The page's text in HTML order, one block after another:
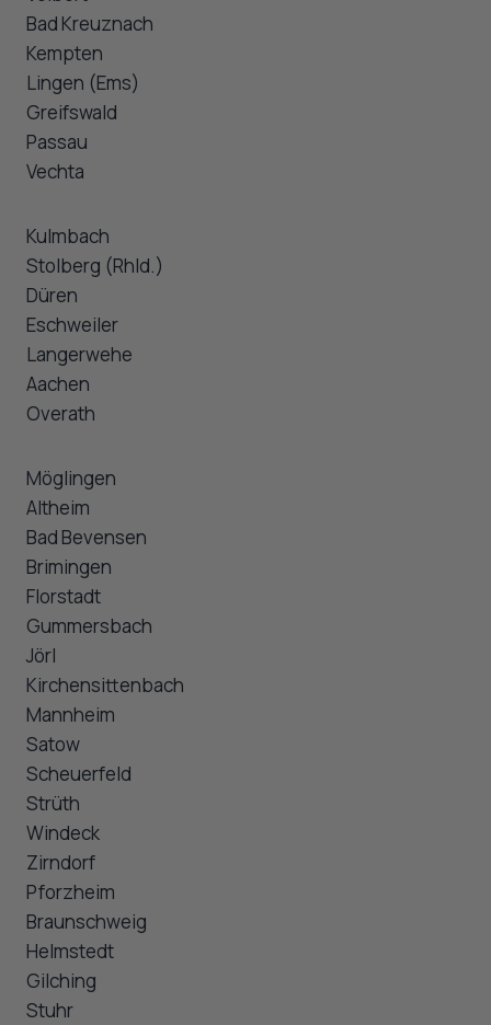
Bad Kreuznach
Kempten
Lingen (Ems)
Greifswald
Passau
Vechta
Kulmbach
Stolberg (Rhld.)
Düren
Eschweiler
Langerwehe
Aachen
Overath
Möglingen
Altheim
Bad Bevensen
Brimingen
Florstadt
Gummersbach
Jörl
Kirchensittenbach
Mannheim
Satow
Scheuerfeld
Strüth
Windeck
Zirndorf
Pforzheim
Braunschweig
Helmstedt
Gilching
Stuhr